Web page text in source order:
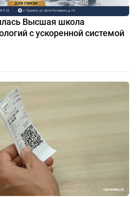
Высшая школа
с ускоренной системой